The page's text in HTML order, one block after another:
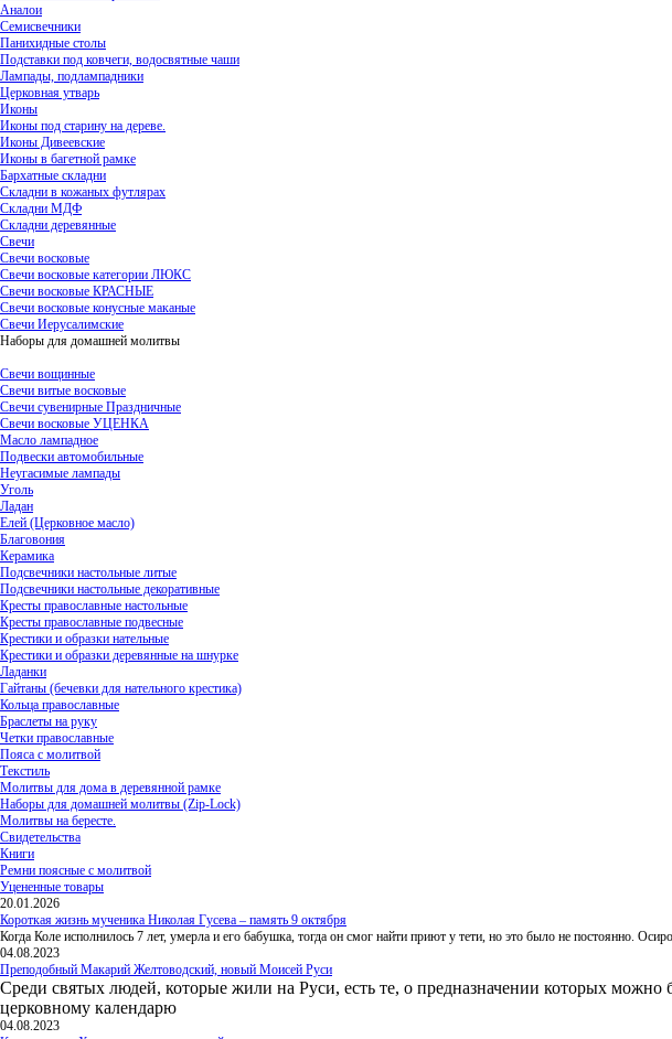
Аналои
Семисвечники
Панихидные столы
Подставки под ковчеги, водосвятные чаши
Лампады, подлампадники
Церковная утварь
Иконы
Иконы под старину на дереве.
Иконы Дивеевские
Иконы в багетной рамке
Бархатные складни
Складни в кожаных футлярах
Складни МДФ
Складни деревянные
Свечи
Свечи восковые
Свечи восковые категории ЛЮКС
Свечи восковые КРАСНЫЕ
Свечи восковые конусные маканые
Свечи Иерусалимские
Наборы для домашней молитвы
Свечи вощинные
Свечи витые восковые
Свечи сувенирные Праздничные
Свечи восковые УЦЕНКА
Масло лампадное
Подвески автомобильные
Неугасимые лампады
Уголь
Ладан
Елей (Церковное масло)
Благовония
Керамика
Подсвечники настольные литые
Подсвечники настольные декоративные
Кресты православные настольные
Кресты православные подвесные
Крестики и образки нательные
Крестики и образки деревянные на шнурке
Ладанки
Гайтаны (бечевки для нательного крестика)
Кольца православные
Браслеты на руку
Четки православные
Пояса с молитвой
Текстиль
Молитвы для дома в деревянной рамке
Наборы для домашней молитвы (Zip-Lock)
Молитвы на бересте.
Свидетельства
Книги
Ремни поясные с молитвой
Уцененные товары
20.01.2026
Короткая жизнь мученика Николая Гусева – память 9 октября
Когда Коле исполнилось 7 лет, умерла и его бабушка, тогда он смог найти приют у тети, но это было не постоянно.
04.08.2023
Преподобный Макарий Желтоводский, новый Моисей Руси
Среди святых людей, которые жили на Руси, есть те, о предназначении которых можно
церковному календарю
04.08.2023